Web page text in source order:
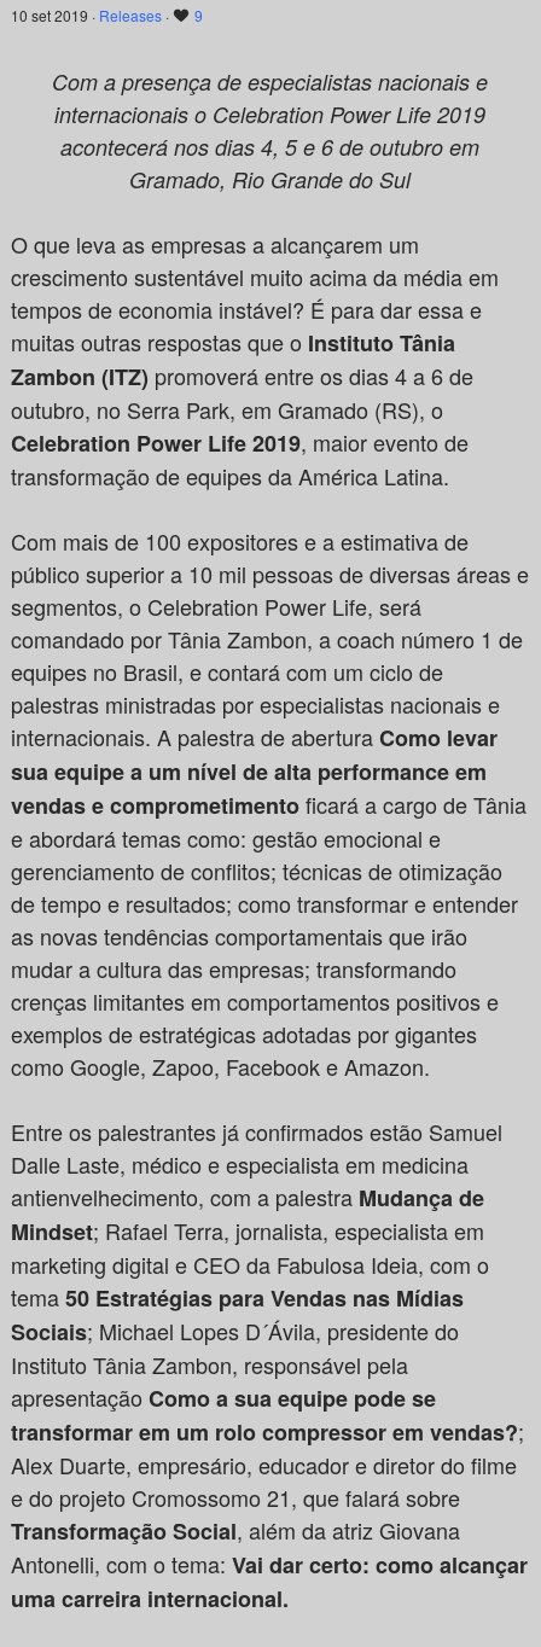
10 set 2019 · Releases· 9
Com a presença de especialistas nacionais e
internacionais o Celebration Power Life 2019
acontecerá nos dias 4, 5 e 6 de outubro em
Gramado, Rio Grande do Sul
O que leva as empresas a alcançarem um
crescimento sustentável muito acima da média em
tempos de economia instável? É para dar essa e
muitas outras respostas que o Instituto Tânia
Zambon (ITZ) promoverá entre os dias 4 a 6 de
outubro, no Serra Park, em Gramado (RS), o
Celebration Power Life 2019, maior evento de
transformação de equipes da América Latina.
Com mais de 100 expositores e a estimativa de
público superior a 10 mil pessoas de diversas áreas e
segmentos, o Celebration Power Life, será
comandado por Tânia Zambon, a coach número 1 de
equipes no Brasil, e contará com um ciclo de
palestras ministradas por especialistas nacionais e
internacionais. A palestra de aberturaComo levar
sua equipe a um nível de alta performance em
vendas e comprometimentoficará a cargo de Tânia
e abordará temas como: gestão emocional e
gerenciamento de conflitos; técnicas de otimização
de tempo e resultados; como transformar e entender
as novas tendências comportamentais que irão
mudar a cultura das empresas; transformando
crenças limitantes em comportamentos positivos e
exemplos de estratégicas adotadas por gigantes
como Google, Zapoo, Facebook e Amazon.
Entre os palestrantes já confirmados estão Samuel
Dalle Laste, médico e especialista em medicina
antienvelhecimento, com a palestra Mudança de
Mindset; Rafael Terra, jornalista, especialista em
marketing digital e CEO da Fabulosa Ideia, com o
tema50 Estratégias para Vendas nas Mídias
Sociais; Michael Lopes D´Ávila, presidente do
Instituto Tânia Zambon, responsável pela
apresentação Como a sua equipe pode se
transformar em um rolo compressor em vendas?;
Alex Duarte, empresário, educador e diretor do filme
e do projeto Cromossomo 21, que falará sobre
Transformação Social, além da atriz Giovana
Antonelli, com o tema: Vai dar certo: como alcançar
uma carreira internacional.